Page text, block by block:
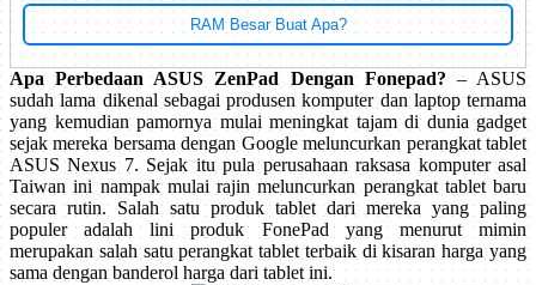
RAM Besar Buat Apa?
Apa Perbedaan ASUS ZenPad Dengan Fonepad? – ASUS
sudah lama dikenal sebagai produsen komputer dan laptop ternama
yang kemudian pamornya mulai meningkat tajam di dunia gadget
sejak mereka bersama dengan Google meluncurkan perangkat tablet
ASUS Nexus 7. Sejak itu pula perusahaan raksasa komputer asal
Taiwan ini nampak mulai rajin meluncurkan perangkat tablet baru
secara rutin. Salah satu produk tablet dari mereka yang paling
populer adalah lini produk FonePad yang menurut mimin
merupakan salah satu perangkat tablet terbaik di kisaran harga yang
sama dengan banderol harga dari tablet ini.